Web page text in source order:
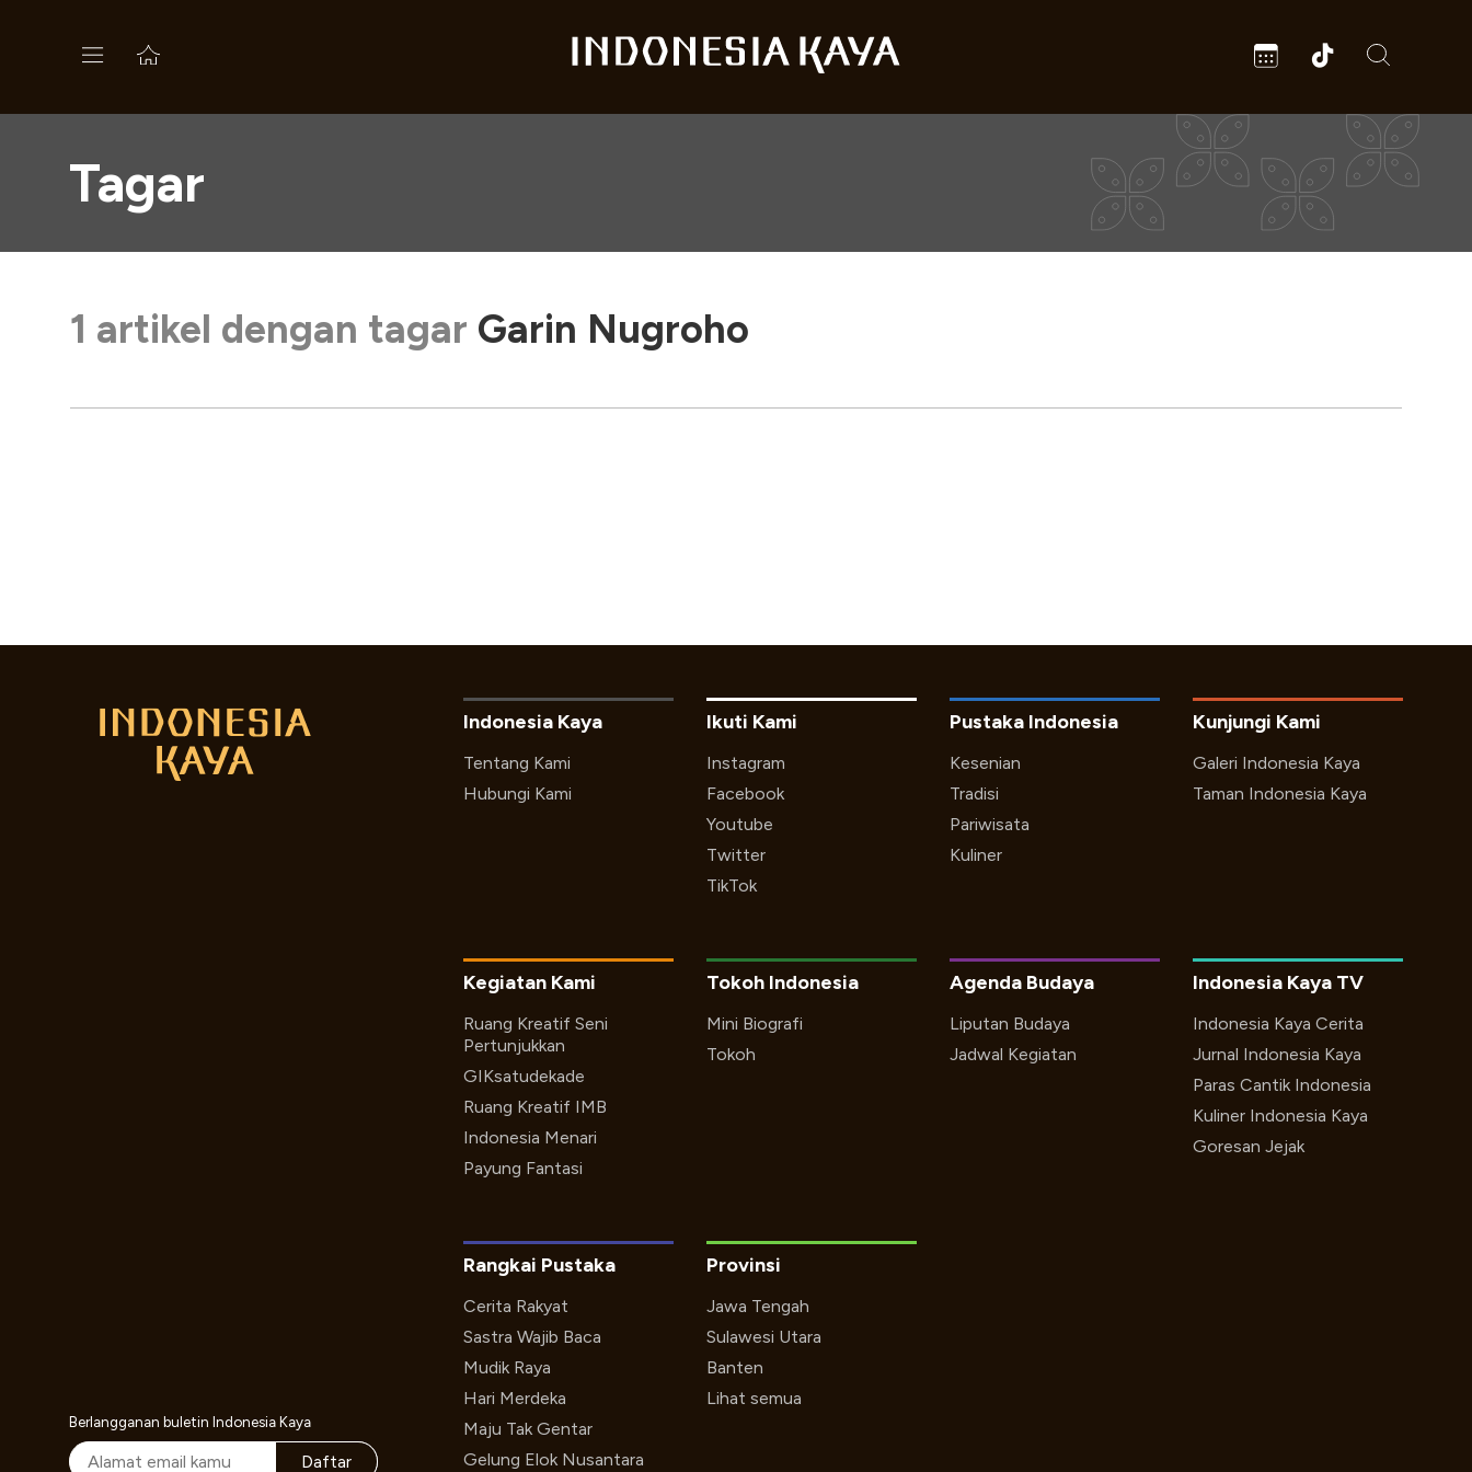
Tagar
1 artikel dengan tagar Garin Nugroho
Indonesia Kaya
Tentang Kami
Hubungi Kami
Ikuti Kami
Instagram
Facebook
Youtube
Twitter
TikTok
Kegiatan Kami
Ruang Kreatif Seni
Pertunjukkan
GIKsatudekade
Ruang Kreatif IMB
Indonesia Menari
Payung Fantasi
Kunjungi Kami
Galeri Indonesia Kaya
Taman Indonesia Kaya
Pustaka Indonesia
Kesenian
Tradisi
Pariwisata
Kuliner
Tokoh Indonesia
Mini Biografi
Tokoh
Indonesia Kaya TV
Indonesia Kaya Cerita
Jurnal Indonesia Kaya
Paras Cantik Indonesia
Kuliner Indonesia Kaya
Goresan Jejak
Agenda Budaya
Liputan Budaya
Jadwal Kegiatan
Rangkai Pustaka
Cerita Rakyat
Sastra Wajib Baca
Mudik Raya
Hari Merdeka
Maju Tak Gentar
Gelung Elok Nusantara
Provinsi
Jawa Tengah
Sulawesi Utara
Banten
Lihat semua
Berlangganan buletin Indonesia Kaya
Daftar